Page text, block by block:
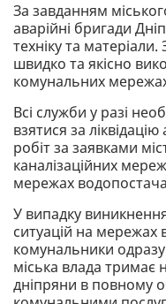
За завданням
аварійні бригади
техніку та
швидко та якісно
комунальних
Всі служби у разі
взятися за
робіт за заявками
каналізаційних
мережах
У випадку
ситуацій на мережах
комунальники одразу
міська влада тримає
дніпряни в повному